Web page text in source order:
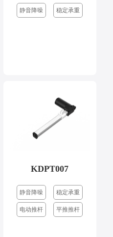
静音降噪 稳定承重
KDPT007
静音降噪 稳定承重
电动推杆 平推推杆